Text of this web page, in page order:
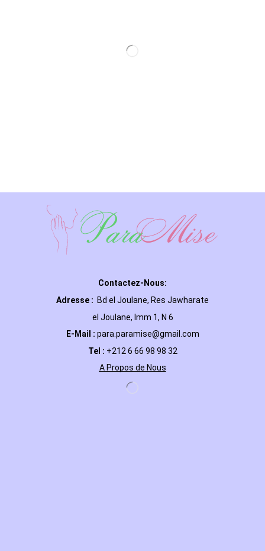
Contactez-Nous:
Adresse : Bd el Joulane, Res Jawharate
el Joulane, Imm 1, N 6
E-Mail : para.paramise@gmail.com
Tel : +212 6 66 98 98 32
A Propos de Nous